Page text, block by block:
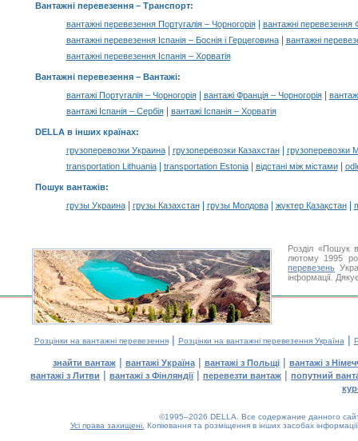
Вантажні перевезення– Транспорт:
вантажні перевезення Португалія – Чорногорія|
вантажні перевезення
вантажні перевезення Іспанія – Боснія і Герцеговина|
вантажні
вантажні перевезення Іспанія – Хорватія
Вантажні перевезення – Вантажі:
вантажі Португалія – Чорногорія| вантажі Франція – Чорногорія|
вантажі Іспанія – Сербія| вантажі Іспанія – Хорватія
DELLA в інших країнах:
грузоперевозки Украина| грузоперевозки Казахстан|
грузоперевозки
transportation Lithuania| transportation Estonia| відстані між містами|
Пошук вантажів:
грузы Украина| грузы Казахстан| грузы Молдова| жүктер Қазақстан|
Розділ «Пошук
лютому 1995
перевезень
інформації.
Розцінки на вантажні перевезення| Розцінки на вантажні перевезення Україна |
знайти вантаж| вантажі Україна| вантажі з Польщі| вантажі з
вантажі з Литви | вантажі з Фінляндії| перевезти вантаж | попутний
©1995–2026 DELLA. Все содержание данного
Усі права захищені. Копіювання та розміщення в інших засобах